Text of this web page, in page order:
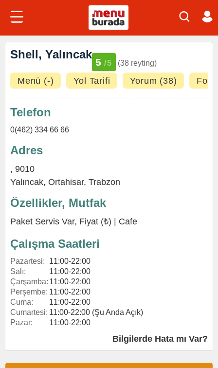
Shell, Yalıncak
5 /5 (38 reyting)
Menü (-) Yol Tarifi Yorum (38)
Telefon
0(462) 334 66 66
Adres
, 9010
Yalıncak, Ortahisar, Trabzon
Özellikler, Mutfak
Paket Servis Var, Fiyat (₺) | Cafe
Çalışma Saatleri
Pazartesi:
11:00-22:00
Salı:
11:00-22:00
Çarşamba: 11:00-22:00
Perşembe: 11:00-22:00
Cuma:
11:00-22:00
Cumartesi: 11:00-22:00 (Şu Anda Açık)
Pazar:
11:00-22:00
Bilgilerde Hata mı Var?